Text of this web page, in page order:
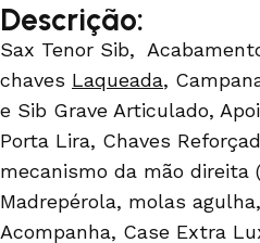
Descrição:
Sax Tenor Sib,
chaves Laqueada,
e Sib Grave Articulado,
Porta Lira, Chaves
mecanismo da mão direita
Madrepérola, molas
Acompanha, Case Extra